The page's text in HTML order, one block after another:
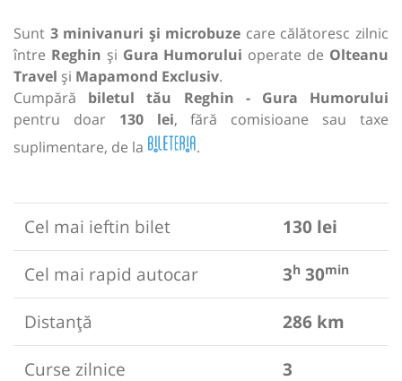
Sunt 3 minivanuri și microbuze care călătoresc zilnic
între Reghin și Gura Humorului operate de Olteanu
Travel și Mapamond Exclusiv.
Cumpără biletul tău Reghin - Gura Humorului
pentru doar 130 lei, fără comisioane sau taxe
suplimentare, de la
.
Cel mai ieftin bilet
130 lei
Cel mai rapid autocar
3h 30min
Distanță
286 km
Curse zilnice
3